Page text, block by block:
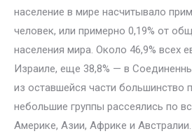
население в мире насчитывало
человек, или примерно 0,19% от
населения мира. Около 46,9% всех
Израиле, еще 38,8% — в
из оставшейся части большинство
небольшие группы рассеялись по
Америке, Азии, Африке и Австралии.